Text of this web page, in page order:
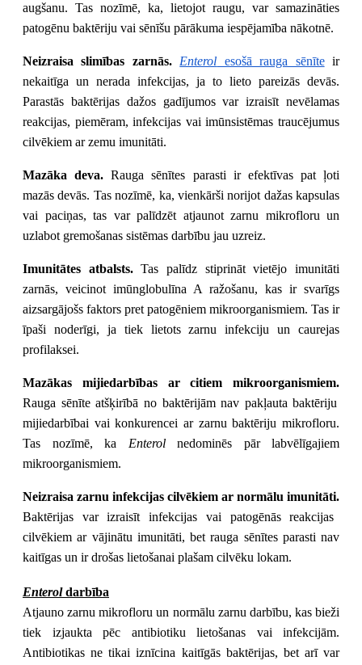
augšanu. Tas nozīmē, ka, lietojot raugu, var samazināties
patogēnu baktēriju vai sēnīšu pārākuma iespējamība nākotnē.
Neizraisa slimības zarnās. Enterol esošā rauga sēnīteir
nekaitīga un nerada infekcijas, ja to lieto pareizās devās.
Parastās baktērijas dažos gadījumos var izraisīt nevēlamas
reakcijas, piemēram, infekcijas vai imūnsistēmas traucējumus
cilvēkiem ar zemu imunitāti.
Mazāka deva. Rauga sēnītes parasti ir efektīvas pat ļoti
mazās devās. Tas nozīmē, ka, vienkārši norijot dažas kapsulas
vai paciņas, tas var palīdzēt atjaunot zarnu mikrofloru un
uzlabot gremošanas sistēmas darbību jau uzreiz.
Imunitātes atbalsts.Tas palīdz stiprināt vietējo imunitāti
zarnās, veicinot imūnglobulīna A ražošanu, kas ir svarīgs
aizsargājošs faktors pret patogēniem mikroorganismiem. Tas ir
īpaši noderīgi, ja tiek lietots zarnu infekciju un caurejas
profilaksei.
Mazākas mijiedarbības ar citiem mikroorganismiem.
Rauga sēnīte atšķirībā no baktērijām nav pakļauta baktēriju
mijiedarbībai vai konkurencei ar zarnu baktēriju mikrofloru.
Tas nozīmē, ka Enterol nedominēs pār labvēlīgajiem
mikroorganismiem.
Neizraisa zarnu infekcijas cilvēkiem ar normālu imunitāti.
Baktērijas var izraisīt infekcijas vai patogēnās reakcijas
cilvēkiem ar vājinātu imunitāti, bet rauga sēnītes parasti nav
kaitīgas un ir drošas lietošanai plašam cilvēku lokam.
Enteroldarbība
Atjauno zarnu mikrofloru un normālu zarnu darbību, kas bieži
tiek izjaukta pēc antibiotiku lietošanas vai infekcijām.
Antibiotikas ne tikai iznīcina kaitīgās baktērijas, bet arī var